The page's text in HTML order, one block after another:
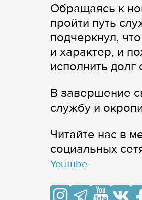
Обращаясь к
пройти путь
подчеркнул,
и характер, и
исполнить долг
В завершение
службу и
Читайте нас в
cоциальных
YouTube